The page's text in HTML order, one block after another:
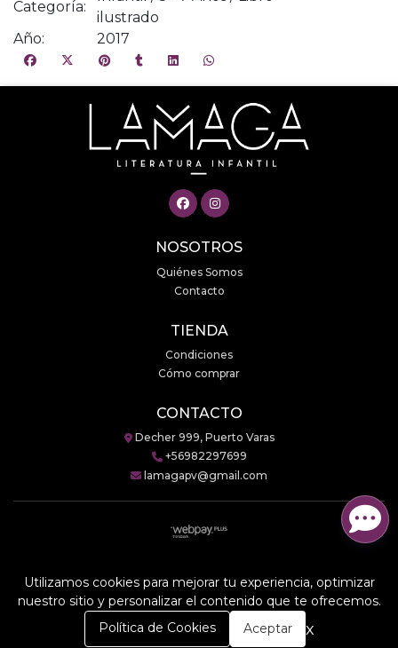
Categoría:
ilustrado
Año:
2017
NOSOTROS
Quiénes Somos
Contacto
TIENDA
Condiciones
Cómo comprar
CONTACTO
Decher 999, Puerto Varas
+56982297699
lamagapv@gmail.com
Creado porBsale
0
Utilizamos cookies para mejorar tu experiencia, optimizar
nuestro sitio y personalizar el contenido que te ofrecemos.
Política de Cookies
Aceptar x